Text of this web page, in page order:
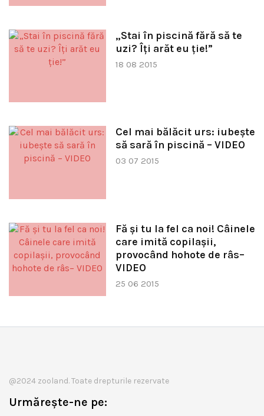
„Stai în piscină fără să te
uzi? Îți arăt eu ție!”
18 08 2015
Cel mai bălăcit urs: iubeşte
să sară în piscină – VIDEO
03 07 2015
Fă și tu la fel ca noi! Câinele
care imită copilașii,
provocând hohote de râs–
VIDEO
25 06 2015
@2024 zooland. Toate drepturile rezervate
Urmărește-ne pe: